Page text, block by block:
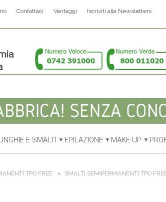
Contattaci Vantaggi Iscriviti alla Newsletters
E SMALTI EPILAZIONE MAKE UP
TPO FREE SMALTI SEMIPERMANENTI TPO